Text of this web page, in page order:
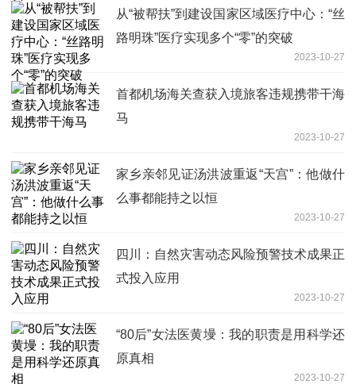
从“被帮扶”到建设国家区域医疗中心：“丝
路明珠”医疗实现多个“零”的突破
2023-10-27
首都机场海关查获入境旅客违规携带干海
马
2023-10-27
家乡亲邻见证汤洪波重返“天宫”：他做什
么事都能持之以恒
2023-10-27
四川：自然灾害动态风险预警技术成果正
式投入应用
2023-10-27
“80后”女法医黄墁：我的职责是用科学还
原真相
2023-10-27